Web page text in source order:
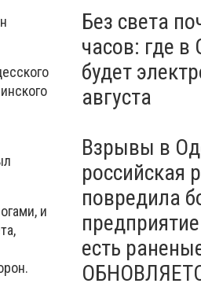
и
Без света
часов: где в
будет
августа
Взрывы в
российская
повредила
есть